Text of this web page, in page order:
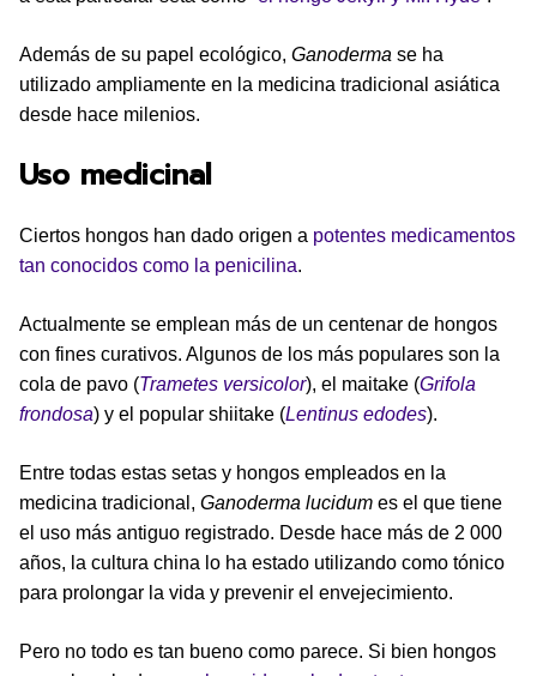
Además de su papel ecológico, Ganoderma se ha
utilizado ampliamente en la medicina tradicional asiática
desde hace milenios.
Uso medicinal
Ciertos hongos han dado origen a potentes medicamentos
tan conocidos como la penicilina.
Actualmente se emplean más de un centenar de hongos
con fines curativos. Algunos de los más populares son la
cola de pavo (Trametes versicolor), el maitake (Grifola
frondosa) y el popular shiitake (Lentinus edodes).
Entre todas estas setas y hongos empleados en la
medicina tradicional, Ganoderma lucidum es el que tiene
el uso más antiguo registrado. Desde hace más de 2 000
años, la cultura china lo ha estado utilizando como tónico
para prolongar la vida y prevenir el envejecimiento.
Pero no todo es tan bueno como parece. Si bien hongos